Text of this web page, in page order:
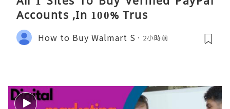
Accounts ,In 100% Trus
How to Buy Walmart S 2小時前